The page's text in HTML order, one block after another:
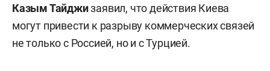
Казым Тайджизаявил, что действия Киева
могут привести к разрыву коммерческих связей
не только с Россией, но и с Турцией.